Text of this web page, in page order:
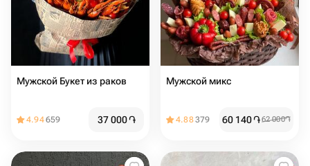
Мужской Букет из раков
4.94659 37 000֏
Мужской микс
4.88379 60 140֏62 000֏